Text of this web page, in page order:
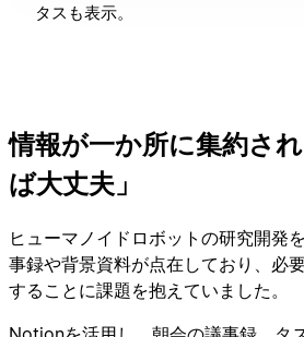
タスも表示。
情報が一か所に集約さ
ば大丈夫」
ヒューマノイドロボットの研究開発
事録や背景資料が点在しており、必
することに課題を抱えていました。